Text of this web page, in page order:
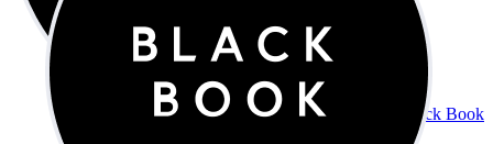
Black Book